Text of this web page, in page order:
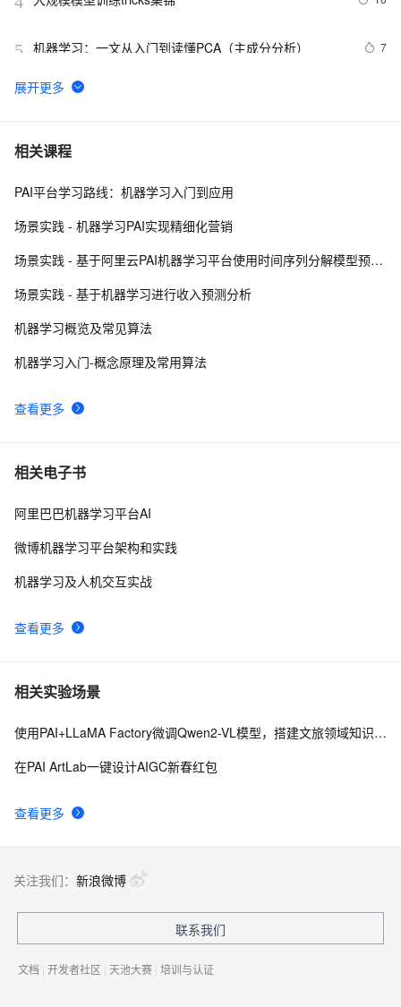
5 机器学习：一文从入门到读懂PCA（主成分分析） 7
6 利用机器学习进行股票市场预测
7 分布式机器学习系统：设计原理、优化策略与实践经验
8 机器学习集成学习进阶Xgboost算法原理
10机器学习面试笔试知识点-贝叶斯网络(Bayesian
相关课程
查看更多
PAI平台学习路线：机器学习入门到应用
场景实践 - 机器学习PAI实现精细化营销
场景实践 - 基于阿里云PAI机器学习平台使用时间序列分解模型预测商品销量
场景实践 - 基于机器学习进行收入预测分析
机器学习概览及常见算法
机器学习入门-概念原理及常用算法
相关电子书
查看更多
阿里巴巴机器学习平台AI
微博机器学习平台架构和实践
机器学习及人机交互实战
相关实验场景
查看更多
使用PAI+LLaMA Factory微调Qwen2-VL模型，搭建文旅领域知识问答机器人
在PAI ArtLab一键设计AIGC新春红包
关注我们： 新浪微博
联系我们
文档 | 开发者社区 | 天池大赛 | 培训与认证